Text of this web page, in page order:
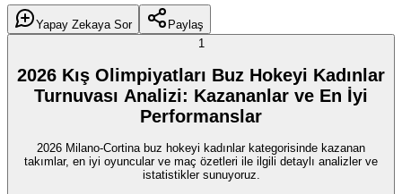
Yapay Zekaya Sor
Paylaş
1
2026 Kış Olimpiyatları Buz Hokeyi Kadınlar
Turnuvası Analizi: Kazananlar ve En İyi
Performanslar
2026 Milano-Cortina buz hokeyi kadınlar kategorisinde kazanan
takımlar, en iyi oyuncular ve maç özetleri ile ilgili detaylı analizler ve
istatistikler sunuyoruz.